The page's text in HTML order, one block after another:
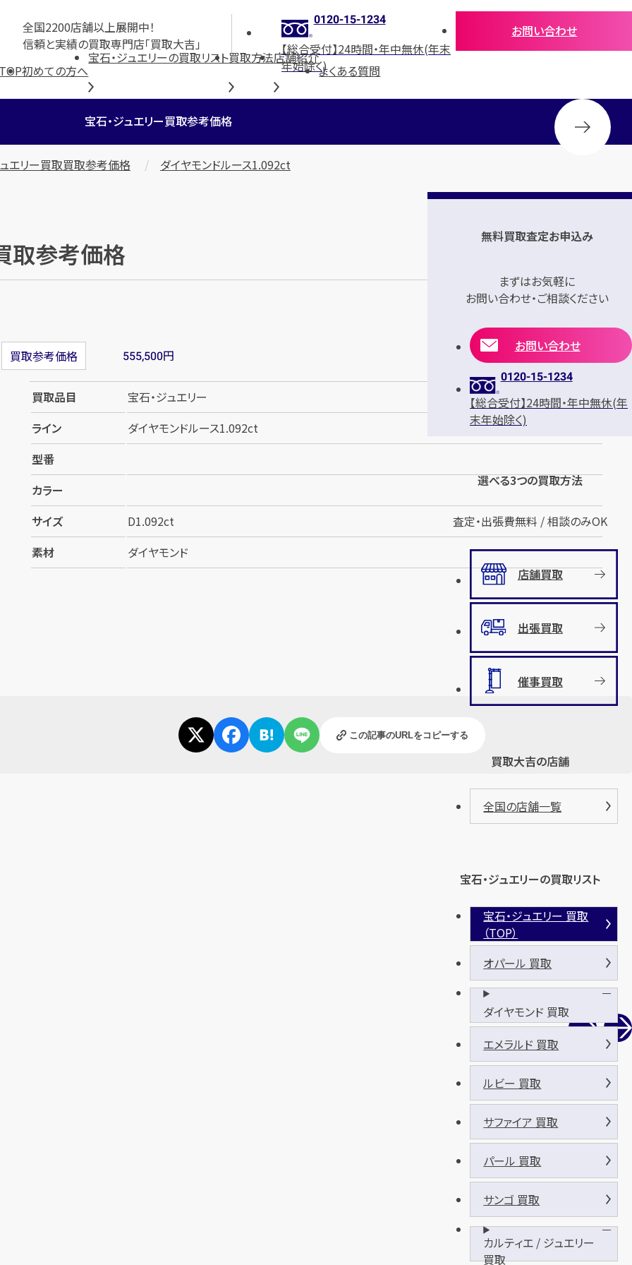
全国2200店舗以上展開中！
信頼と実績の買取専門店「買取大吉」
0120-15-1234
【総合受付】24時間・年中無休(年末
年始除く)
お問い合わせ
初めての方へ
宝石・ジュエリーの買取リスト買取方法店舗紹介
よくある質問
宝石・ジュエリー買取参考価格
エリー買取買取参考価格 ダイヤモンドルース1.092ct
取参考価格
買取参考価格 555,500円
買取品目
宝石・ジュエリー
ライン
ダイヤモンドルース1.092ct
型番
カラー
サイズ
D1.092ct
素材
ダイヤモンド
この記事のURLをコピーする
無料買取査定お申込み
まずはお気軽に
お問い合わせ・ご相談ください
お問い合わせ
0120-15-1234
【総合受付】24時間・年中無休(年
末年始除く)
選べる3つの買取方法
査定・出張費無料 / 相談のみOK
店舗買取
出張買取
催事買取
買取大吉の店舗
全国の店舗一覧
宝石・ジュエリーの買取リスト
宝石・ジュエリー 買取
（TOP）
オパール 買取
ダイヤモンド 買取
エメラルド 買取
ルビー 買取
サファイア 買取
パール 買取
サンゴ 買取
カルティエ / ジュエリー
買取